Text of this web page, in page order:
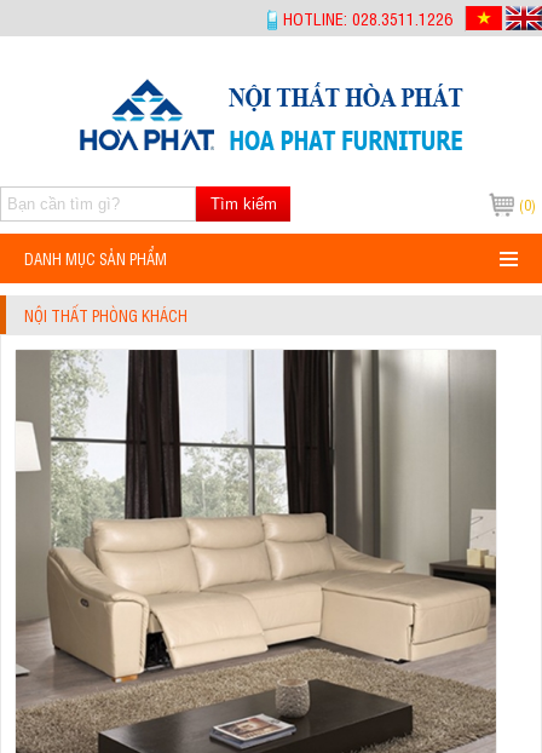
HOTLINE: 028.3511.1226
(0)
Tìm kiếm
DANH MỤC SẢN PHẨM
NỘI THẤT PHÒNG KHÁCH